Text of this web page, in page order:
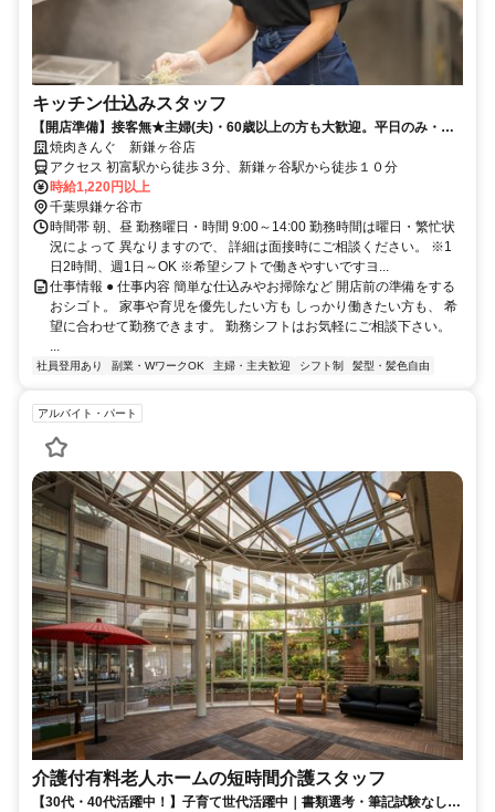
キッチン仕込みスタッフ
【開店準備】接客無★主婦(夫)・60歳以上の方も大歓迎。平日のみ・土
日のみ勤務も歓迎
焼肉きんぐ 新鎌ヶ谷店
アクセス 初富駅から徒歩３分、新鎌ヶ谷駅から徒歩１０分
時給1,220円以上
千葉県鎌ケ谷市
時間帯 朝、昼 勤務曜日・時間 9:00～14:00 勤務時間は曜日・繁忙状
況によって 異なりますので、 詳細は面接時にご相談ください。 ※1
日2時間、週1日～OK ※希望シフトで働きやすいですヨ...
仕事情報 ● 仕事内容 簡単な仕込みやお掃除など 開店前の準備をする
おシゴト。 家事や育児を優先したい方も しっかり働きたい方も、 希
望に合わせて勤務できます。 勤務シフトはお気軽にご相談下さい。
...
社員登用あり 副業・WワークOK 主婦・主夫歓迎 シフト制 髪型・髪色自由
アルバイト・パート
介護付有料老人ホームの短時間介護スタッフ
【30代・40代活躍中！】子育て世代活躍中｜書類選考・筆記試験なし｜